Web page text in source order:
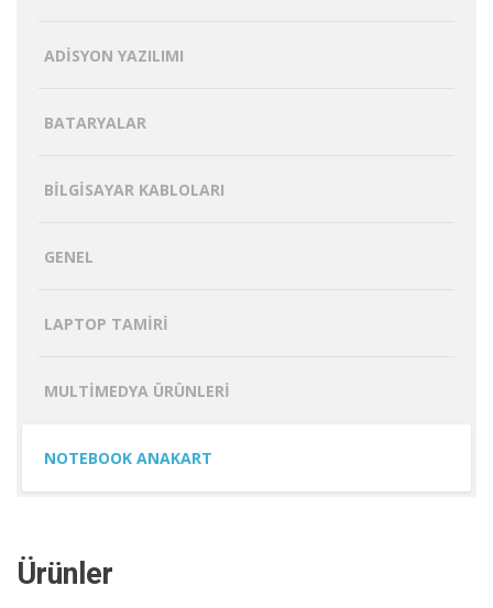
ADISYON YAZILIMI
BATARYALAR
BILGISAYAR KABLOLARI
GENEL
LAPTOP TAMIRI
MULTIMEDYA ÜRÜNLERI
NOTEBOOK ANAKART
Ürünler